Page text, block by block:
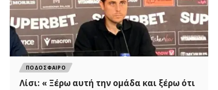
ΠΟΔΟΣΦΑΙΡΟ
Λίσι: « Ξέρω αυτή την ομάδα και ξέρω ότι